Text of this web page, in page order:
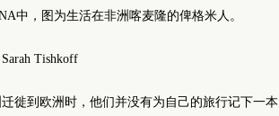
中，图为生活在非洲喀麦隆的俾格米人。
Tishkoff
徙到欧洲时，他们并没有为自己的旅行记下一本